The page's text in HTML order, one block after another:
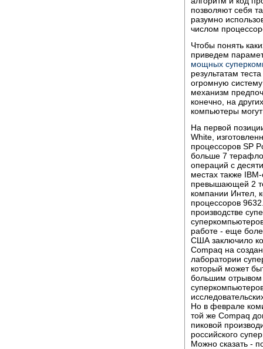
позволяют себя
разумно
числом
Чтобы понять
приведем
мощных
результатам
огромную
механизм
конечно, на
компьютеры
На первой
White,
процессоров SP
больше 7
операций с
местах также
превышающей 2
компании Интел,
процессоров
производстве
работе - еще
США заключило
Compaq на
лаборатории
который может
большим отрывом
Но в феврале
той же Compaq
пиковой
российского
Можно сказать -